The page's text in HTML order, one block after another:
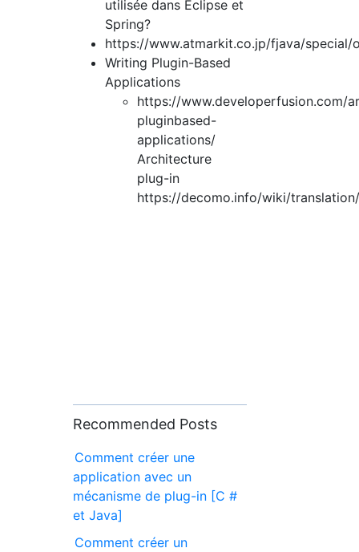
utilisée dans Eclipse et
Spring?
https://www.atmarkit.co.jp/fjava/special/
Writing Plugin-Based
Applications
https://www.developerfusion.com/
pluginbased-
applications/
Architecture
plug-in
https://decomo.info/wiki/
Recommended Posts
Comment créer une
application avec un
mécanisme de plug-in [C #
et Java]
Comment créer un